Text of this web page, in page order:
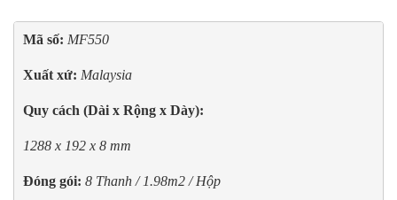
Mã số: MF550
Xuất xứ: Malaysia
Quy cách (Dài x Rộng x Dày):
1288 x 192 x 8 mm
Đóng gói: 8 Thanh / 1.98m2 / Hộp